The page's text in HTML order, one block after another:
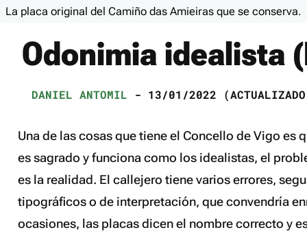
La placa original del Camiño das Amieiras que se conserva.
Odonimia idealista
DANIEL ANTOMIL - 13/01/2022
Una de las cosas que tiene el Concello de Vigo es
es sagrado y funciona como los idealistas, el
es la realidad. El callejero tiene varios errores,
tipográficos o de interpretación, que convendría
ocasiones, las placas dicen el nombre correcto y